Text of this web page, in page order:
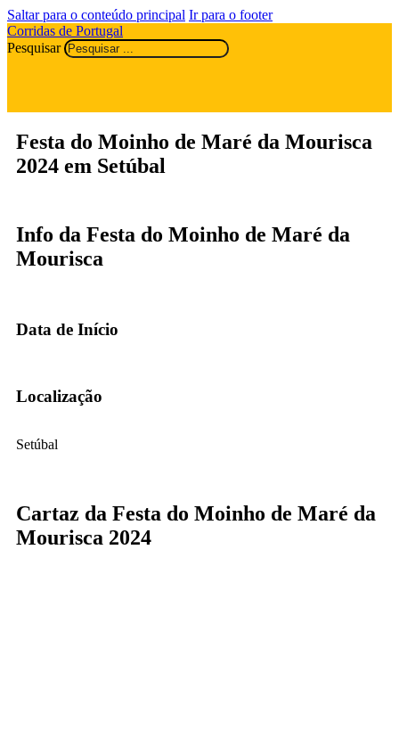
Saltar para o conteúdo principal Ir para o footer
Corridas de Portugal
Pesquisar
Festa do Moinho de Maré da Mourisca
2024 em Setúbal
Info da Festa do Moinho de Maré da
Mourisca
Data de Início
Localização
Setúbal
Cartaz da Festa do Moinho de Maré da
Mourisca 2024